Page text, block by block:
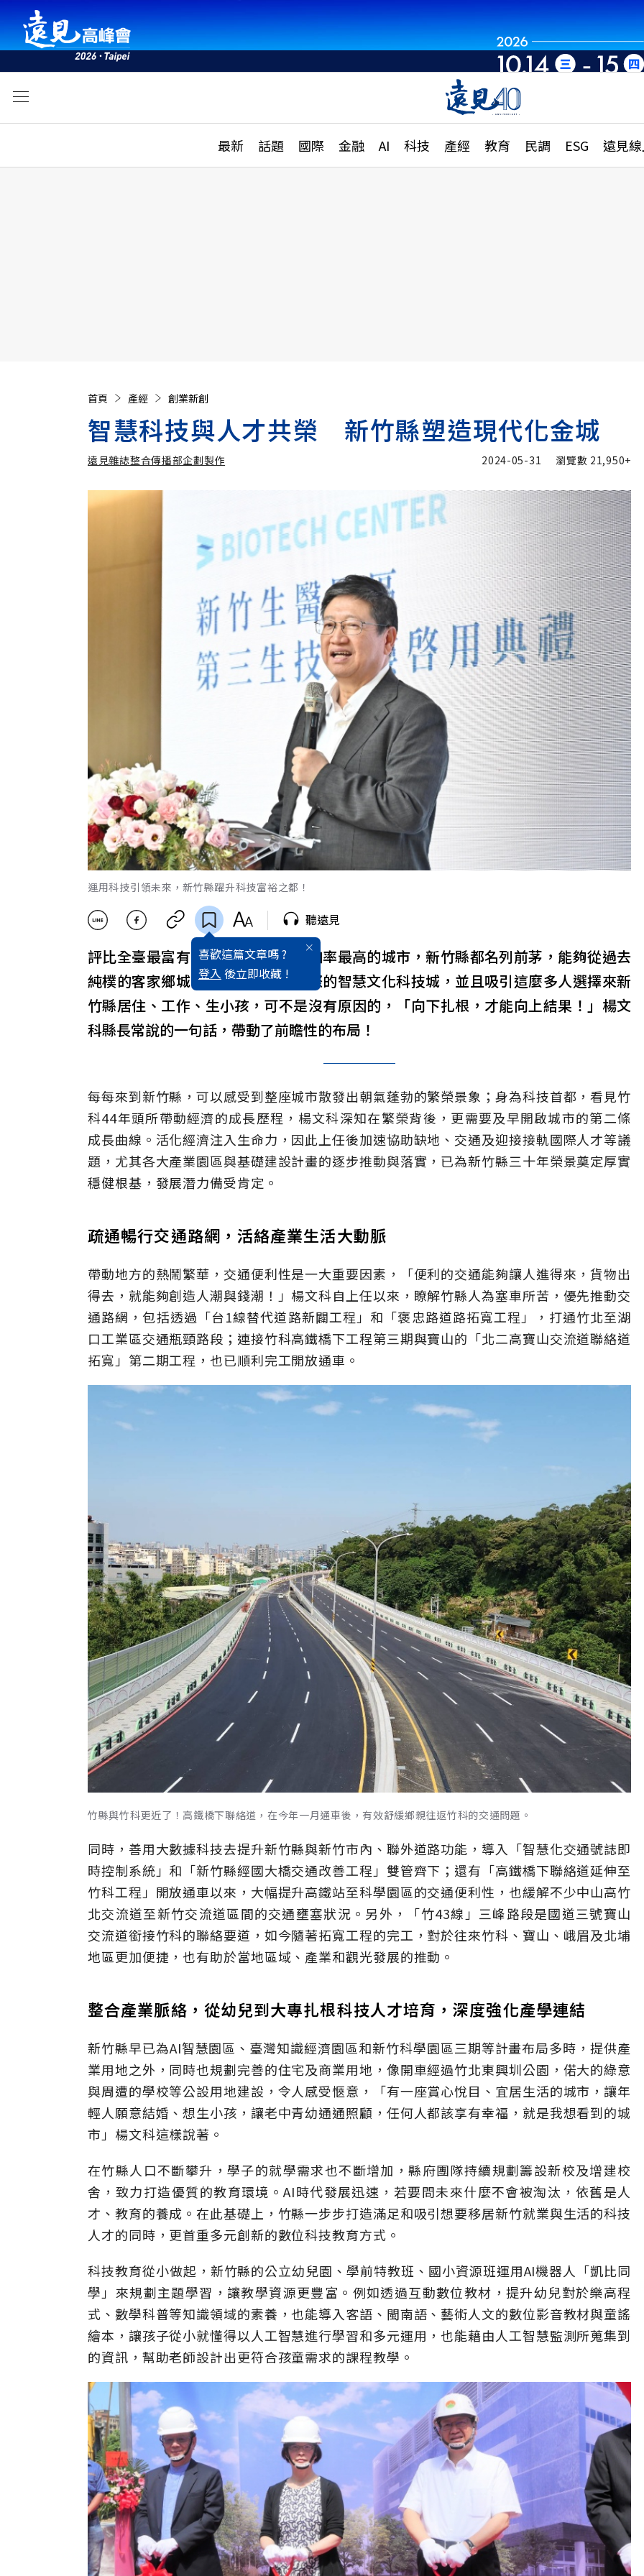
最新 話題 國際 金融 AI 科技 產經 教育 民調 ESG 遠見
活動
話題
國際
特輯
大學升學、職涯攻略
縣市施政調查全解析
首頁 產經 創業新創
智慧科技與人才共榮 新竹縣塑造現代化金城
遠見雜誌整合傳播部企劃製作
遠見雜誌整合傳播部企劃製作
2024-05-31 瀏覽數 21,950+
運用科技引領未來，新竹縣躍升科技富裕之都！
喜歡這篇文章嗎 ?
登入 後立即收藏 !
聽遠見
評比全臺最富有、最年輕、人口增加率最高的城市，新竹縣都名列前茅，能夠從過去
純樸的客家鄉城，變身成為同步國際的智慧文化科技城，並且吸引這麼多人選擇來新
竹縣居住、工作、生小孩，可不是沒有原因的，「向下扎根，才能向上結果！」楊文
科縣長常說的一句話，帶動了前瞻性的布局！
每每來到新竹縣，可以感受到整座城市散發出朝氣蓬勃的繁榮景象；身為科技首都，看見竹
科44年頭所帶動經濟的成長歷程，楊文科深知在繁榮背後，更需要及早開啟城市的第二條
成長曲線。活化經濟注入生命力，因此上任後加速協助缺地、交通及迎接接軌國際人才等議
題，尤其各大產業園區與基礎建設計畫的逐步推動與落實，已為新竹縣三十年榮景奠定厚實
穩健根基，發展潛力備受肯定。
疏通暢行交通路網，活絡產業生活大動脈
帶動地方的熱鬧繁華，交通便利性是一大重要因素，「便利的交通能夠讓人進得來，貨物出
得去，就能夠創造人潮與錢潮！」楊文科自上任以來，瞭解竹縣人為塞車所苦，優先推動交
通路網，包括透過「台1線替代道路新闢工程」和「褒忠路道路拓寬工程」，打通竹北至湖
口工業區交通瓶頸路段；連接竹科高鐵橋下工程第三期與寶山的「北二高寶山交流道聯絡道
拓寬」第二期工程，也已順利完工開放通車。
竹縣與竹科更近了！高鐵橋下聯絡道，在今年一月通車後，有效舒緩鄉親往返竹科的交通問題。
同時，善用大數據科技去提升新竹縣與新竹市內、聯外道路功能，導入「智慧化交通號誌即
時控制系統」和「新竹縣經國大橋交通改善工程」雙管齊下；還有「高鐵橋下聯絡道延伸至
竹科工程」開放通車以來，大幅提升高鐵站至科學園區的交通便利性，也緩解不少中山高竹
北交流道至新竹交流道區間的交通壅塞狀況。另外，「竹43線」三峰路段是國道三號寶山
交流道銜接竹科的聯絡要道，如今隨著拓寬工程的完工，對於往來竹科、寶山、峨眉及北埔
地區更加便捷，也有助於當地區域、產業和觀光發展的推動。
整合產業脈絡，從幼兒到大專扎根科技人才培育，深度強化產學連結
新竹縣早已為AI智慧園區、臺灣知識經濟園區和新竹科學園區三期等計畫布局多時，提供產
業用地之外，同時也規劃完善的住宅及商業用地，像開車經過竹北東興圳公園，偌大的綠意
與周遭的學校等公設用地建設，令人感受愜意，「有一座賞心悅目、宜居生活的城市，讓年
輕人願意結婚、想生小孩，讓老中青幼通通照顧，任何人都該享有幸福，就是我想看到的城
市」楊文科這樣說著。
在竹縣人口不斷攀升，學子的就學需求也不斷增加，縣府團隊持續規劃籌設新校及增建校
舍，致力打造優質的教育環境。AI時代發展迅速，若要問未來什麼不會被淘汰，依舊是人
才、教育的養成。在此基礎上，竹縣一步步打造滿足和吸引想要移居新竹就業與生活的科技
人才的同時，更首重多元創新的數位科技教育方式。
科技教育從小做起，新竹縣的公立幼兒園、學前特教班、國小資源班運用AI機器人「凱比同
學」來規劃主題學習，讓教學資源更豐富。例如透過互動數位教材，提升幼兒對於樂高程
式、數學科普等知識領域的素養，也能導入客語、閩南語、藝術人文的數位影音教材與童謠
繪本，讓孩子從小就懂得以人工智慧進行學習和多元運用，也能藉由人工智慧監測所蒐集到
的資訊，幫助老師設計出更符合孩童需求的課程教學。